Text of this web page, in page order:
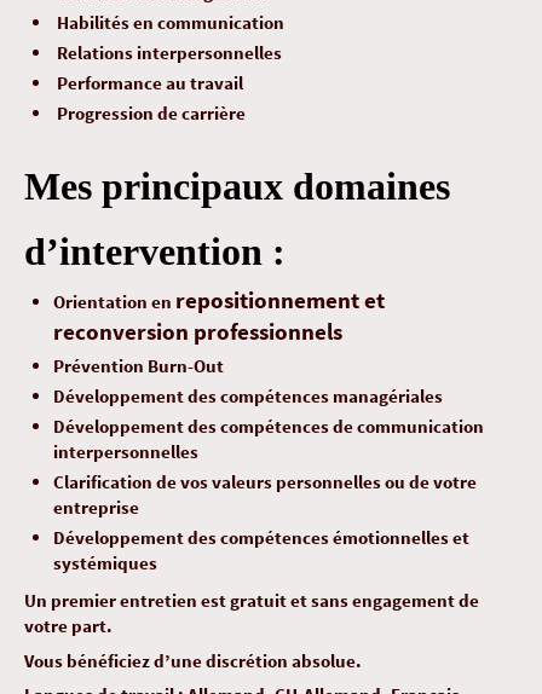
Habilités en communication
Relations interpersonnelles
Performance au travail
Progression de carrière
Mes principaux domaines
d’intervention :
Orientation en repositionnement et
reconversion professionnels
Prévention Burn-Out
Développement des compétences managériales
Développement des compétences de communication
interpersonnelles
Clarification de vos valeurs personnelles ou de votre
entreprise
Développement des compétences émotionnelles et
systémiques
Un premier entretien est gratuit et sans engagement de
votre part.
Vous bénéficiez d’une discrétion absolue.